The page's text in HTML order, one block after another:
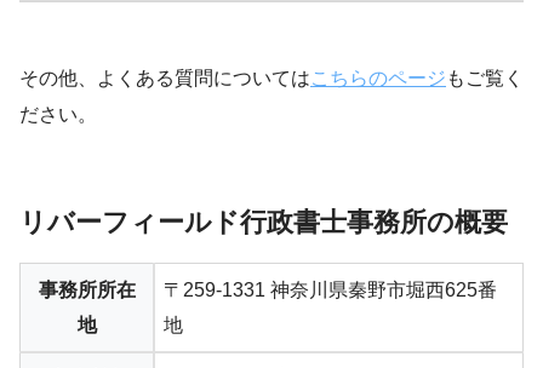
その他、よくある質問についてはこちらのページ もご覧く
ださい。
リバーフィールド行政書士事務所の概要
事務所所在
地
〒259-1331 神奈川県秦野市堀西625番
地